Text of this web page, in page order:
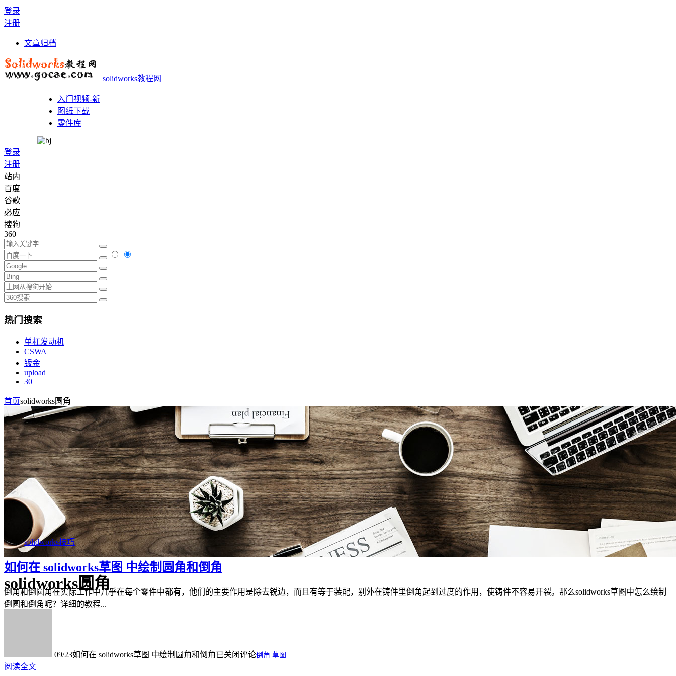
登录
注册
文章归档
solidworks教程网
入门视频-新
图纸下载
零件库
登录
注册
站内
百度
谷歌
必应
搜狗
360
热门搜索
单杠发动机
CSWA
钣金
upload
30
首页solidworks圆角
solidworks圆角
solidworks技巧
如何在 solidworks草图 中绘制圆角和倒角
倒角和倒圆角在实际工作中几乎在每个零件中都有，他们的主要作用是除去锐边，而且有等于装配，别外在铸件里倒角起到过度的作用，使铸件不容易开裂。那么solidworks草图中怎么绘制
倒圆和倒角呢？详细的教程...
09/23如何在 solidworks草图 中绘制圆角和倒角已关闭评论倒角 草图
阅读全文